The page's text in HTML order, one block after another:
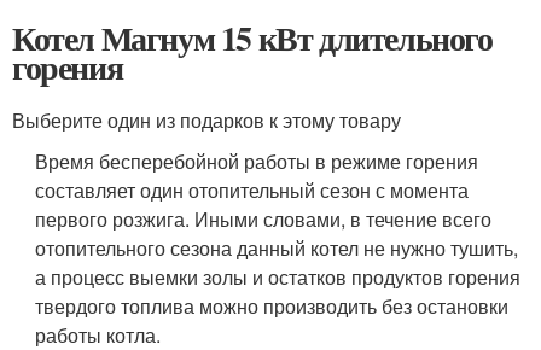
Котел Магнум 15 кВт длительного
горения
Выберите один из подарков к этому товару
Время бесперебойной работы в режиме горения
составляет один отопительный сезон с момента
первого розжига. Иными словами, в течение всего
отопительного сезона данный котел не нужно тушить,
а процесс выемки золы и остатков продуктов горения
твердого топлива можно производить без остановки
работы котла.